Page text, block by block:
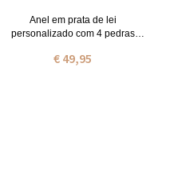
Anel em prata de lei
personalizado com 4 pedras
€ 49,95